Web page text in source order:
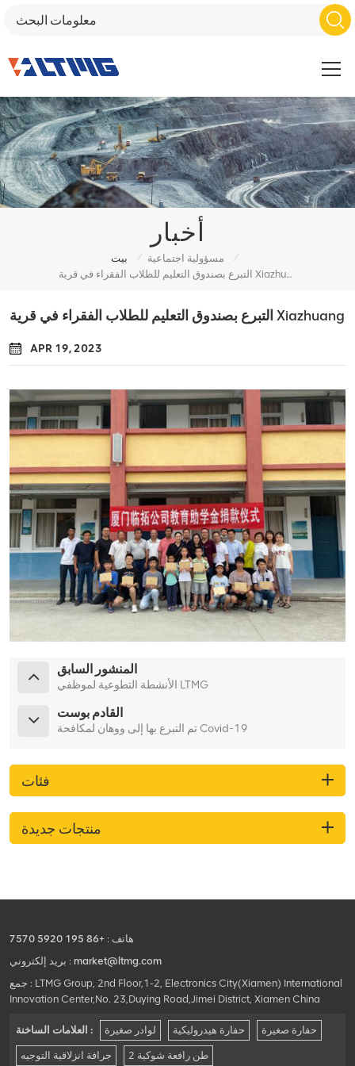
أخبار
بيت / مسؤولية اجتماعية
/
التبرع بصندوق التعليم للطلاب الفقراء في قرية Xiazhuang
التبرع بصندوق التعليم للطلاب الفقراء في قرية Xiazhuang
APR 19, 2023
المنشور السابق
الأنشطة التطوعية لموظفي LTMG
القادم بوست
تم التبرع بها إلى ووهان لمكافحة Covid-19
فئات
منتجات جديدة
هاتف : +86 195 5920 7570
بريد إلكتروني : market@ltmg.com
جمع : LTMG Group, 2nd Floor,1-2, Electronics City(Xiamen) International
Innovation Center,No. 23,Duying Road,Jimei District, Xiamen China
العلامات الساخنة : لوادر صغيرة حفارة هيدروليكية حفارة صغيرة
جرافة انزلاقية التوجيه 2 طن رافعة شوكية